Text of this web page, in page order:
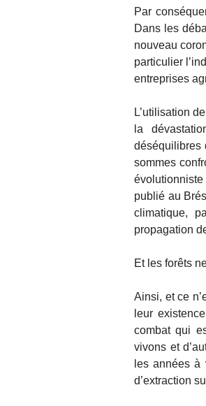
Par
Dans les
nouveau
particulier
entreprises
L’utilisation
la
déséquilibres
sommes
publié au
climatique,
propagation
Et les forêts
Ainsi, et ce
leur
combat qui
vivons et
les années à
d’extraction